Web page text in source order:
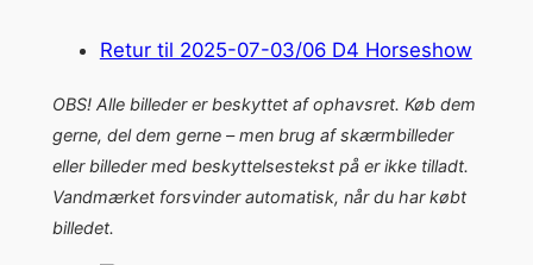
Retur til 2025-07-03/06 D4 Horseshow
OBS! Alle billeder er beskyttet af ophavsret. Køb dem
gerne, del dem gerne – men brug af skærmbilleder
eller billeder med beskyttelsestekst på er ikke tilladt.
Vandmærket forsvinder automatisk, når du har købt
billedet.